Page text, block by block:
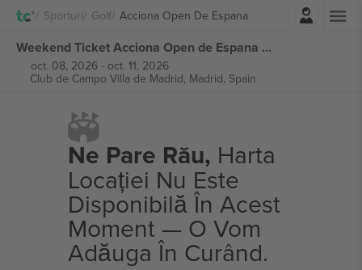
Sporturi Golf Acciona Open De Espana
Autentificare
Weekend Ticket Acciona Open de Espana bilete
oct. 08, 2026- oct. 11, 2026
Club de Campo Villa de Madrid, Madrid, Spain
Ne Pare Rău, Harta
Locației Nu Este
Disponibilă În Acest
Moment — O Vom
Adăuga În Curând.